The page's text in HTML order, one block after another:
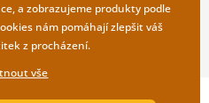
a zobrazujeme produkty podle
nám pomáhají zlepšit váš
z procházení.
vše